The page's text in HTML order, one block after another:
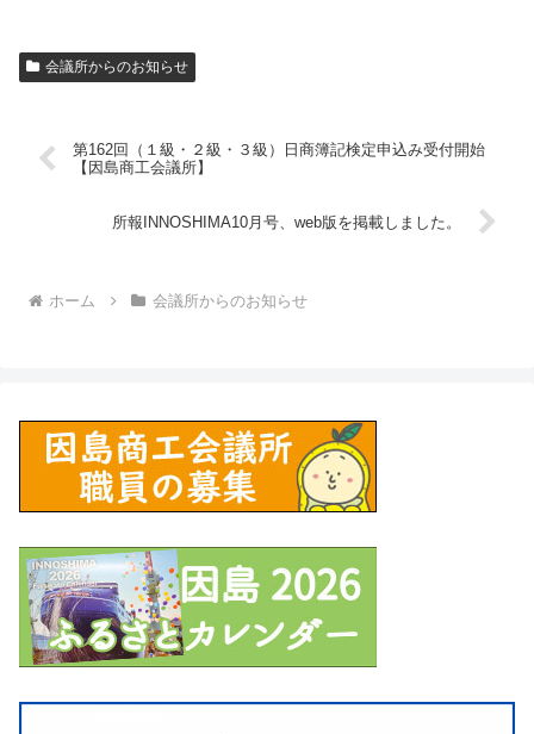
会議所からのお知らせ
第162回（１級・２級・３級）日商簿記検定申込み受付開始
【因島商工会議所】
所報INNOSHIMA10月号、web版を掲載しました。
ホーム 会議所からのお知らせ